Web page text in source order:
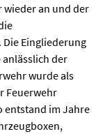
wieder an und der
Eingliederung
der
wurde als
Feuerwehr
im Jahre